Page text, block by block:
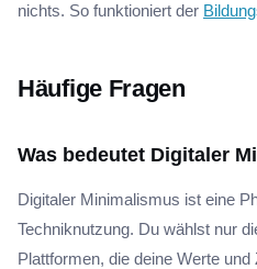
nichts. So funktioniert der
Häufige Fragen
Was bedeutet Digitaler
Digitaler Minimalismus ist eine
Techniknutzung. Du wählst nur
Plattformen, die deine Werte